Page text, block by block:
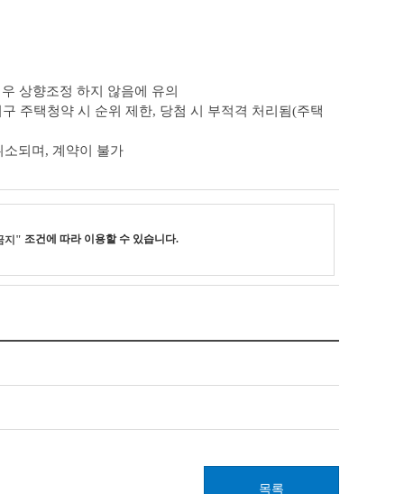
상향조정 하지 않음에 유의
주택청약 시 순위 제한, 당첨 시 부적격 처리됨(주택
되며, 계약이 불가
지" 조건에 따라 이용할 수 있습니다.
목록